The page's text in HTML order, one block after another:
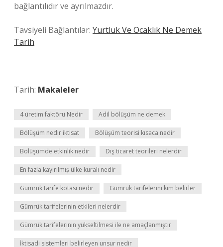
bağlantılıdır ve ayrılmazdır.
Tavsiyeli Bağlantılar: Yurtluk Ve Ocaklık Ne Demek
Tarih
Tarih: Makaleler
4 üretim faktörü Nedir Adil bölüşüm ne demek
Bölüşüm nedir iktisat Bölüşüm teorisi kısaca nedir
Bölüşümde etkinlik nedir Dış ticaret teorileri nelerdir
En fazla kayırılmış ülke kuralı nedir
Gümrük tarife kotası nedir Gümrük tarifelerini kim belirler
Gümrük tarifelerinin etkileri nelerdir
Gümrük tarifelerinin yükseltilmesi ile ne amaçlanmıştır
İktisadi sistemleri belirleyen unsur nedir